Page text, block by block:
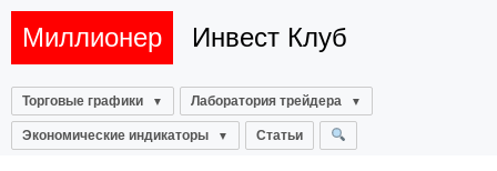
Миллионер Инвест Клуб
Торговые графики Лаборатория трейдера
Экономические индикаторы Статьи